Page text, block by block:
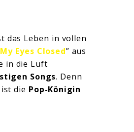
das Leben in vollen
Eyes Closed” aus
in die Luft
Songs. Denn
die Pop-Königin